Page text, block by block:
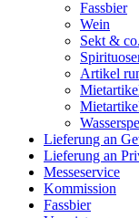
Fassbier
Wein
Sekt & co.
Artikel
Lieferung an
Lieferung an
Messeservice
Kommission
Fassbier